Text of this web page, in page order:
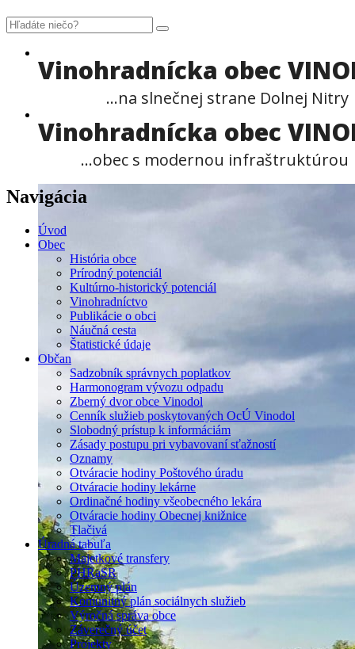
Vinohradnícka obec
...na slnečnej strane Dolnej Nitry
Vinohradnícka obec
...obec s modernou infraštruktúrou
Navigácia
Úvod
Obec
História obce
Prírodný potenciál
Kultúrno-historický potenciál
Vinohradníctvo
Publikácie o obci
Náučná cesta
Štatistické údaje
Občan
Sadzobník správnych poplatkov
Harmonogram vývozu odpadu
Zberný dvor obce Vinodol
Cenník služieb poskytovaných OcÚ Vinodol
Slobodný prístup k informáciám
Zásady postupu pri vybavovaní sťažností
Oznamy
Otváracie hodiny Poštového úradu
Otváracie hodiny lekárne
Ordinačné hodiny všeobecného lekára
Otváracie hodiny Obecnej knižnice
Tlačivá
Úradná tabuľa
Majetkové transfery
PHRaSR
Územný plán
Komunitný plán sociálnych služieb
Výročná správa obce
Záverečný účet
Projekty